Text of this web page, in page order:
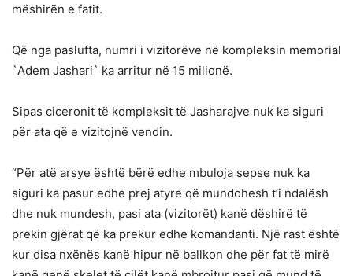
mëshirën e fatit.
Që nga paslufta, numri i vizitorëve në kompleksin memorial
`Adem Jashari` ka arritur në 15 milionë.
Sipas ciceronit të kompleksit të Jasharajve nuk ka siguri
për ata që e vizitojnë vendin.
“Për atë arsye është bërë edhe mbuloja sepse nuk ka
siguri ka pasur edhe prej atyre që mundohesh t’i ndalësh
dhe nuk mundesh, pasi ata (vizitorët) kanë dëshirë të
prekin gjërat që ka prekur edhe komandanti. Një rast është
kur disa nxënës kanë hipur në ballkon dhe për fat të mirë